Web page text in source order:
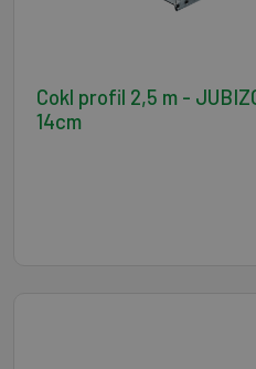
Cokl profil 2,5 m -
14cm